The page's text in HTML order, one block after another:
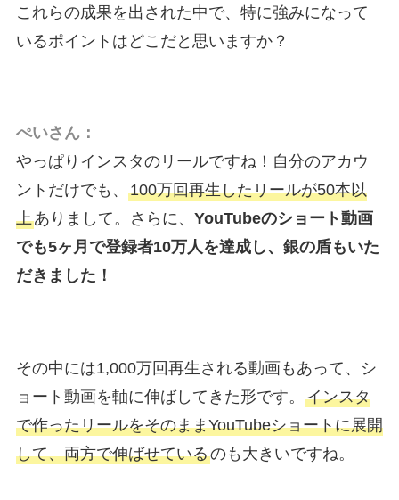
これらの成果を出された中で、特に強みになって
いるポイントはどこだと思いますか？
ぺいさん：
やっぱりインスタのリールですね！自分のアカウ
ントだけでも、 100万回再生したリールが50本以
上ありまして。さらに、 YouTubeのショート動画
でも5ヶ月で登録者10万人を達成し、銀の盾もいた
だきました！
その中には1,000万回再生される動画もあって、シ
ョート動画を軸に伸ばしてきた形です。 インスタ
で作ったリールをそのままYouTubeショートに展開
して、両方で伸ばせているのも大きいですね。